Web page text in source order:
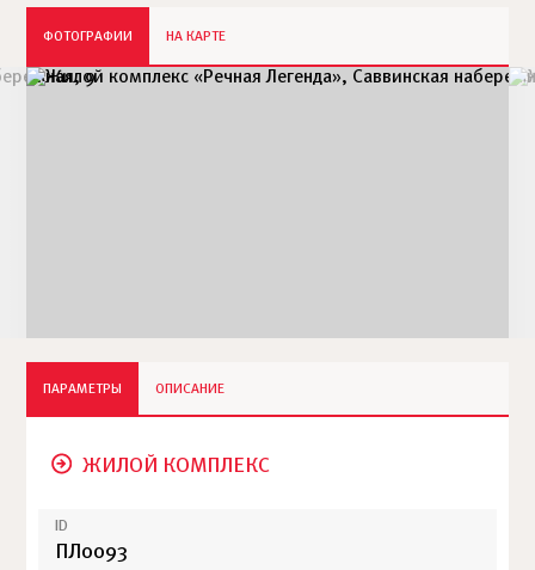
ФОТОГРАФИИ НА КАРТЕ
ПАРАМЕТРЫ ОПИСАНИЕ
ЖИЛОЙ КОМПЛЕКС
ID
ПЛ0093